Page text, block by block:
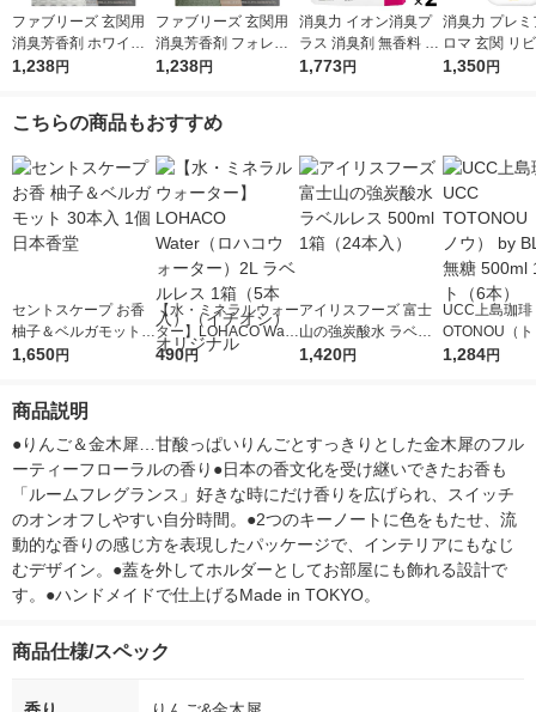
ファブリーズ 玄関用
消臭芳香剤 ホワイト
ムスクの香り 7mL 1
1,238円
ファブリーズ 玄関用
消臭芳香剤 フォレス
ト＆シダーウッドの香
1,238円
消臭力 イオン消臭プ
ラス 消臭剤 無香料 詰
め替え 特大 1.5kg 2個
1,773円
消臭力 プレミ
ロマ 玄関 リ
部屋用 木漏
1,350円
こちらの商品もおすすめ
セントスケープ お香
柚子＆ベルガモット 3
0本入 1個 日本香堂
1,650円
【水・ミネラルウォー
ター】LOHACO Wate
r（ロハコウォータ
490円
アイリスフーズ 富士
山の強炭酸水 ラベル
レス 500ml 1箱（24
1,420円
UCC上島珈琲
OTONOU（
ウ） by
1,284円
商品説明
●りんご＆金木犀…甘酸っぱいりんごとすっきりとした金木犀のフル
ーティーフローラルの香り●日本の香文化を受け継いできたお香も
「ルームフレグランス」好きな時にだけ香りを広げられ、スイッチ
のオンオフしやすい自分時間。●2つのキーノートに色をもたせ、流
動的な香りの感じ方を表現したパッケージで、インテリアにもなじ
むデザイン。●蓋を外してホルダーとしてお部屋にも飾れる設計で
す。●ハンドメイドで仕上げるMade in TOKYO。
商品仕様/スペック